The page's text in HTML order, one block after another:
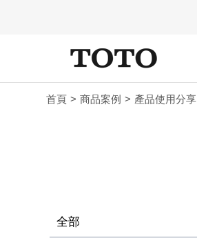
首頁 商品案例 產品使用分享
全部